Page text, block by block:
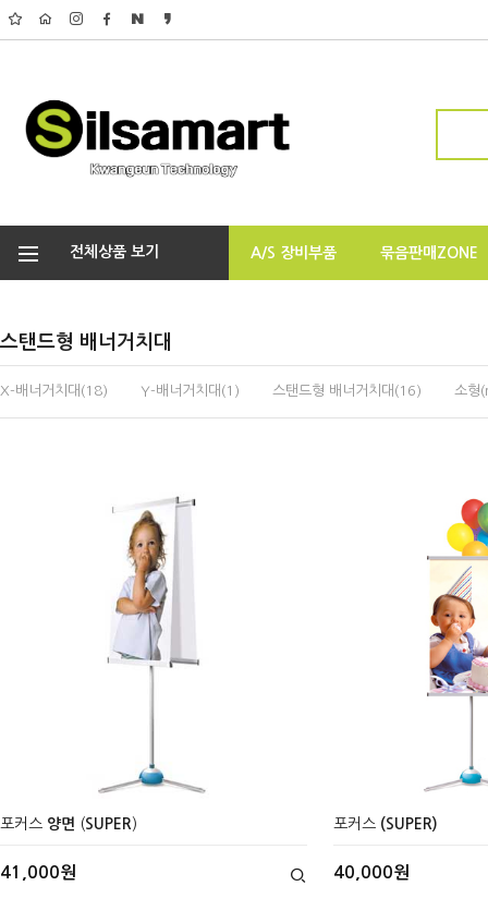
전체상품 보기 A/S 장비부품 묶음판매ZONE
스탠드형 배너거치대
X-배너거치대(18) Y-배너거치대(1) 스탠드형 배너거치대(16) 소형
포커스 양면 (SUPER )
41,000원
포커스 (SUPER)
40,000원